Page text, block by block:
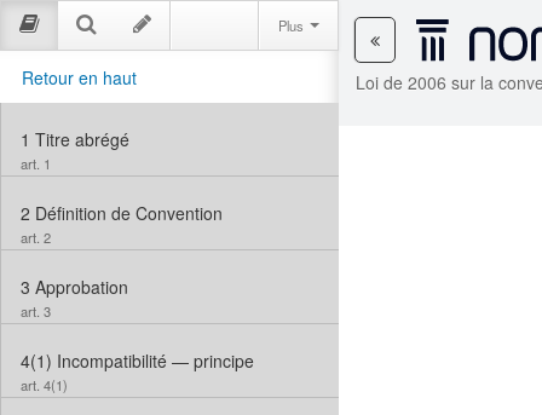
Loi de 2006 sur la
Plus
Retour en haut
1 Titre abrégé
art. 1
2 Définition de Convention
art. 2
3 Approbation
art. 3
4(1) Incompatibilité — principe
art. 4(1)